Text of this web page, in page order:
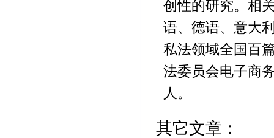
创性的研究。相
语、德语、意大
私法领域全国百
法委员会电子商
人。
其它文章：